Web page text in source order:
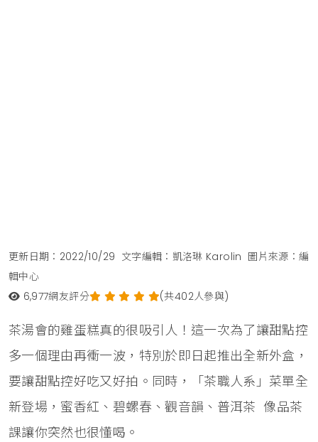
更新日期：2022/10/29 文字編輯：凱洛琳 Karolin 圖片來源：編
輯中心
6,977網友評分 (共402人參與)
茶湯會的雞蛋糕真的很吸引人！這一次為了讓甜點控
多一個理由再衝一波，特別於即日起推出全新外盒，
要讓甜點控好吃又好拍。同時，「茶職人系」菜單全
新登場，蜜香紅、碧螺春、觀音韻、普洱茶 像品茶
課讓你突然也很懂喝。